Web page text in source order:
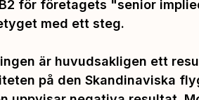
för företagets "senior
med ett steg.
är huvudsakligen ett
på den Skandinaviska